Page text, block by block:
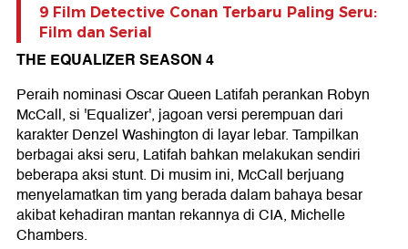
9 Film Detective Conan Terbaru Paling Seru:
Film dan Serial
THE EQUALIZER SEASON 4
Peraih nominasi Oscar Queen Latifah perankan Robyn
McCall, si 'Equalizer', jagoan versi perempuan dari
karakter Denzel Washington di layar lebar. Tampilkan
berbagai aksi seru, Latifah bahkan melakukan sendiri
beberapa aksi stunt. Di musim ini, McCall berjuang
menyelamatkan tim yang berada dalam bahaya besar
akibat kehadiran mantan rekannya di CIA, Michelle
Chambers.